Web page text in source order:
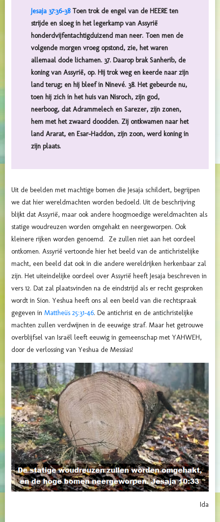
Jesaja 37:36-38Toen trok de engel van de HEERE ten
strijde en sloeg in het legerkamp van Assyrië
honderdvijfentachtigduizend man neer. Toen men de
volgende morgen vroeg opstond, zie, het waren
allemaal dode lichamen. 37. Daarop brak Sanherib, de
koning van Assyrië, op. Hij trok weg en keerde naar zijn
land terug; en hij bleef in Ninevé. 38. Het gebeurde nu,
toen hij zich in het huis van Nisroch, zijn god,
neerboog, dat Adrammelech en Sarezer, zijn zonen,
hem met het zwaard doodden. Zij ontkwamen naar het
land Ararat, en Esar-Haddon, zijn zoon, werd koning in
zijn plaats.
Uit de beelden met machtige bomen die Jesaja schildert, begrijpen
we dat hier wereldmachten worden bedoeld. Uit de beschrijving
blijkt dat Assyrië, maar ook andere hoogmoedige wereldmachten als
statige woudreuzen worden omgehakt en neergeworpen. Ook
kleinere rijken worden genoemd. Ze zullen niet aan het oordeel
ontkomen. Assyrië vertoonde hier het beeld van de antichristelijke
macht, een beeld dat ook in die andere wereldrijken herkenbaar zal
zijn. Het uiteindelijke oordeel over Assyrië heeft Jesaja beschreven in
vers 12. Dat zal plaatsvinden na de eindstrijd als er recht gesproken
wordt in Sion. Yeshua heeft ons al een beeld van die rechtspraak
gegeven in Mattheüs 25:31-46. De antichrist en de antichristelijke
machten zullen verdwijnen in de eeuwige straf. Maar het getrouwe
overblijfsel van Israël leeft eeuwig in gemeenschap met YAHWEH,
door de verlossing van Yeshua de Messias!
Ida